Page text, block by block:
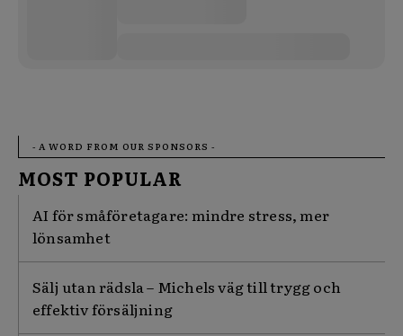
- A WORD FROM OUR SPONSORS -
MOST POPULAR
AI för småföretagare: mindre stress, mer
lönsamhet
Sälj utan rädsla – Michels väg till trygg och
effektiv försäljning